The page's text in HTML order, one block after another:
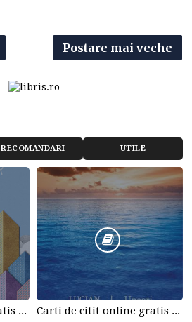
Postare mai veche
RECOMANDARI UTILE
Carti de citit online gratis sau la pret redus - citeste carti online gratuit din cele mai mari librarii online! Carti de citit online gratis sau la pret redus - citeste carti online gratis